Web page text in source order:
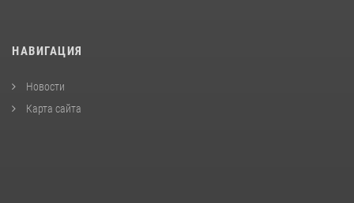
НАВИГАЦИЯ
Новости
Карта сайта